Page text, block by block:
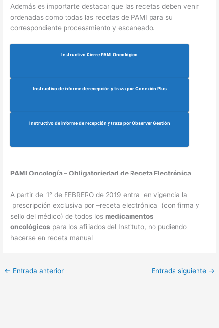
Además es importarte destacar que las recetas deben venir
ordenadas como todas las recetas de PAMI para su
correspondiente procesamiento y escaneado.
Instructivo Cierre PAMI Oncológico
Instructivo de informe de recepción y traza por Conexión Plus
Instructivo de informe de recepción y traza por Observer Gestión
PAMI Oncología – Obligatoriedad de Receta Electrónica
A partir del 1° de FEBRERO de 2019 entra en vigencia la
prescripción exclusiva por –receta electrónica (con firma y
sello del médico) de todos los medicamentos
oncológicos para los afiliados del Instituto, no pudiendo
hacerse en receta manual
← Entrada anterior Entrada siguiente →